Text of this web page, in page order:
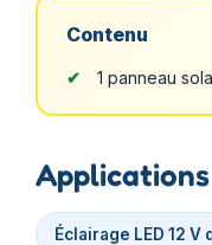
Contenu
1 panneau
Éclairage LED 12 V